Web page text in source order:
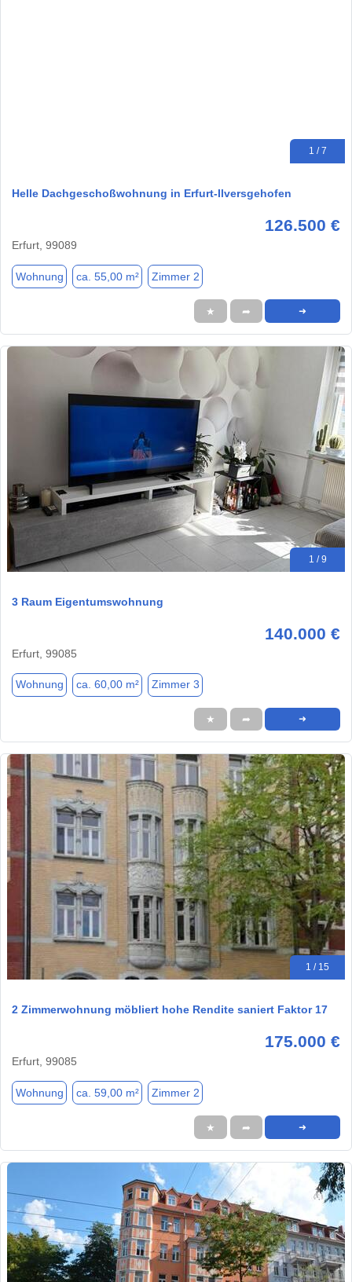
1 / 7
Helle Dachgeschoßwohnung in Erfurt-Ilversgehofen
126.500 €
Erfurt, 99089
Wohnung ca. 55,00 m² Zimmer 2
★ ➦ ➜
1 / 9
3 Raum Eigentumswohnung
140.000 €
Erfurt, 99085
Wohnung ca. 60,00 m² Zimmer 3
★ ➦ ➜
1 / 15
2 Zimmerwohnung möbliert hohe Rendite saniert Faktor 17
175.000 €
Erfurt, 99085
Wohnung ca. 59,00 m² Zimmer 2
★ ➦ ➜